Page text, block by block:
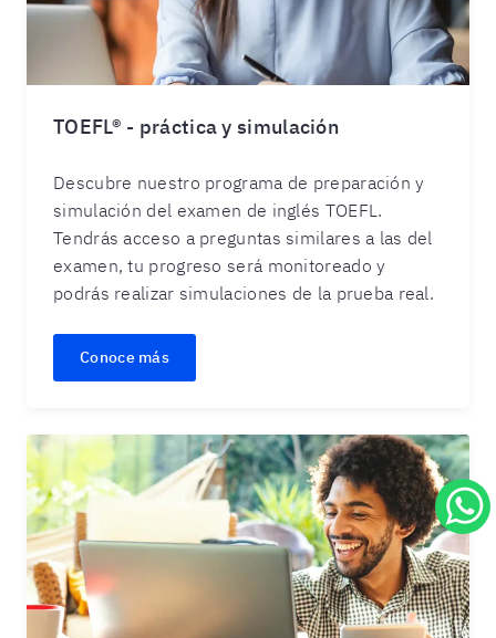
TOEFL® - práctica y simulación
Descubre nuestro programa de preparación y
simulación del examen de inglés TOEFL.
Tendrás acceso a preguntas similares a las del
examen, tu progreso será monitoreado y
podrás realizar simulaciones de la prueba real.
Conoce más